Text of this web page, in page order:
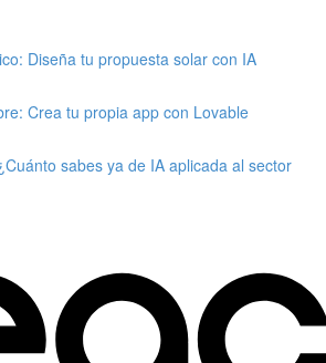
Diseña tu propuesta solar con IA
Crea tu propia app con Lovable
sabes ya de IA aplicada al sector